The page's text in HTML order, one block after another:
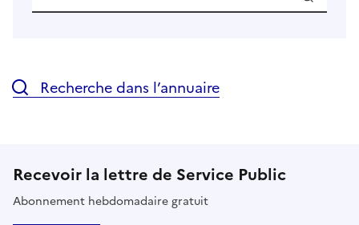
Recherche dans l’annuaire
Recevoir la lettre de Service Public
Abonnement hebdomadaire gratuit